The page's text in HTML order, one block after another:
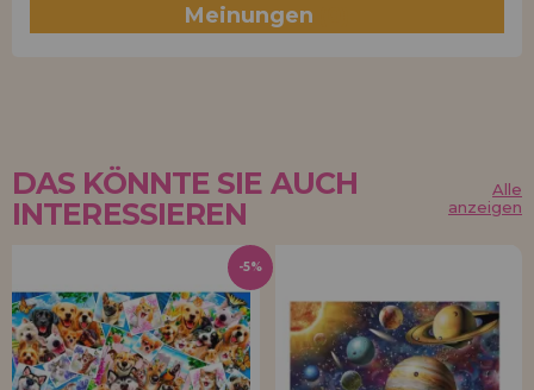
Meinungen
DAS KÖNNTE SIE AUCH
INTERESSIEREN
Alle
anzeigen
-5%